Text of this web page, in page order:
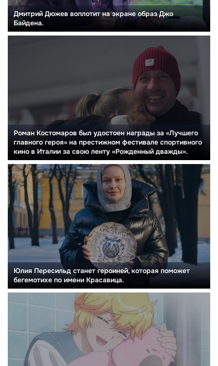
Дмитрий Дюжев воплотит на экране образ Джо
Байдена.
Роман Костомаров был удостоен награды за «Лучшего
главного героя» на престижном фестивале спортивного
кино в Италии за свою ленту «Рожденный дважды».
Юлия Пересильд станет героиней, которая поможет
бегемотихе по имени Красавица.